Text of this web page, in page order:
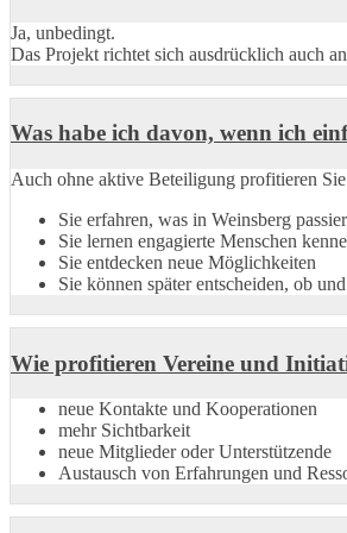
Ja, unbedingt.
Das Projekt richtet sich ausdrücklich auch
Was habe ich davon, wenn ich
Auch ohne aktive Beteiligung profitieren
Sie erfahren, was in Weinsberg
Sie lernen engagierte Menschen
Sie entdecken neue Möglichkeiten
Sie können später entscheiden, ob
Wie profitieren Vereine und
neue Kontakte und Kooperationen
mehr Sichtbarkeit
neue Mitglieder oder Unterstützende
Austausch von Erfahrungen und